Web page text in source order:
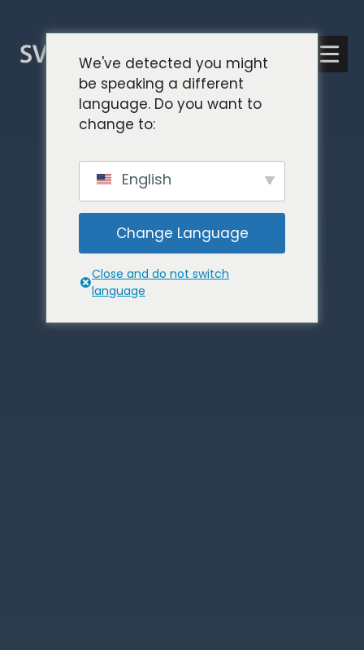
contenido
Español
English
简体中文
We've detected you might
be speaking a different
language. Do you want to
change to:
English
Change Language
Close and do not switch
language